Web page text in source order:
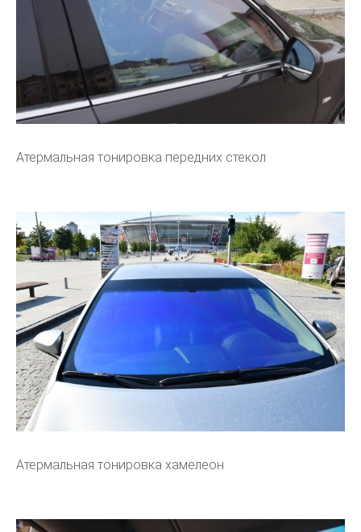
Атермальная тонировка передних стекол
Атермальная тонировка хамелеон